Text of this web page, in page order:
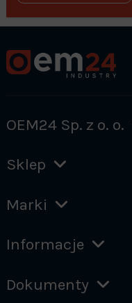
OEM24 Sp. z o. o.
Sklep
Marki
Informacje
Dokumenty